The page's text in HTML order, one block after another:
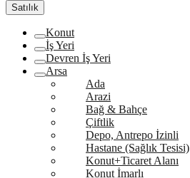
Satılık
Konut
İş Yeri
Devren İş Yeri
Arsa
Ada
Arazi
Bağ & Bahçe
Çiftlik
Depo, Antrepo İzinli
Hastane (Sağlık Tesisi)
Konut+Ticaret Alanı
Konut İmarlı